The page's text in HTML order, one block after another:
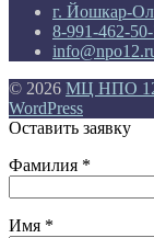
г. Йошкар-
8-991-462-
© 2026 МЦ НПО
WordPress
Оставить заявку
Фамилия *
Имя *